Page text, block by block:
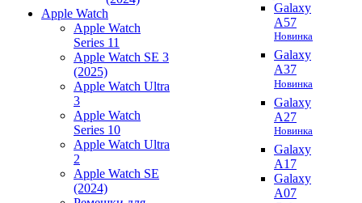
Apple Watch
Apple Watch
Series 11
Apple Watch SE 3
(2025)
Apple Watch Ultra
3
Apple Watch
Series 10
Apple Watch Ultra
2
Apple Watch SE
(2024)
Galaxy
A57
Новинка
Galaxy
A37
Новинка
Galaxy
A27
Новинка
Galaxy
A17
Galaxy
A07